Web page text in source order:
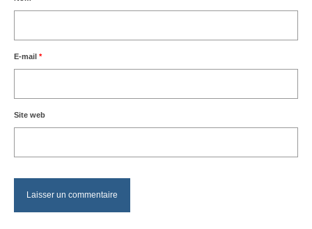
E-mail *
Site web